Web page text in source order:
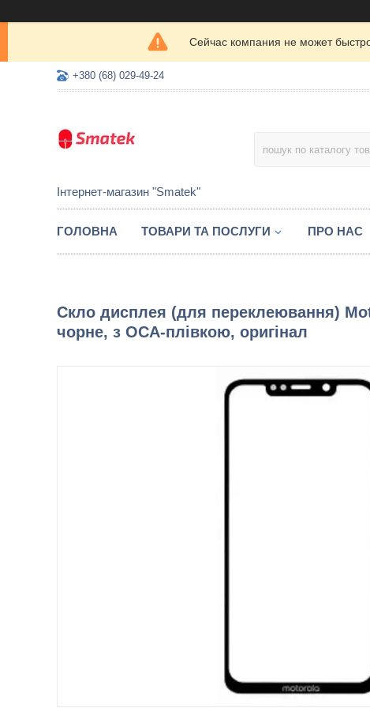
Сейчас компания не может
+380 (68) 029-49-24
Інтернет-магазин "Smatek"
ГОЛОВНА ТОВАРИ ТА ПОСЛУГИ ПРО НАС
Скло дисплея (для переклеювання)
чорне, з OCA-плівкою, оригінал